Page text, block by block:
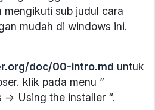
mengikuti sub judul cara
mudah di windows ini.
doc/00-intro.md untuk
klik pada menu ”
> Using the installer “.